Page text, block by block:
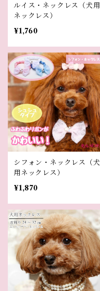
ルイス・ネックレス（犬用
ネックレス）
¥1,760
シフォン・ネックレス（犬
用ネックレス）
¥1,870